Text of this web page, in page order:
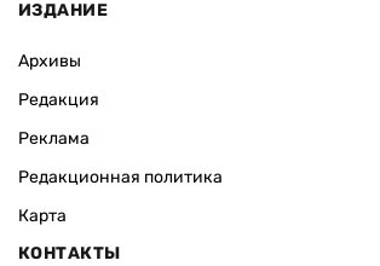
ИЗДАНИЕ
Архивы
Редакция
Реклама
Редакционная политика
Карта
КОНТАКТЫ